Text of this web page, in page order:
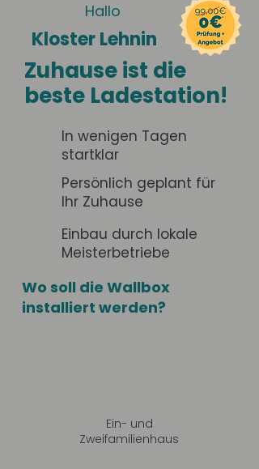
Hallo
Kloster Lehnin
Zuhause ist die
beste Ladestation!
In wenigen Tagen
startklar
Persönlich geplant für
Ihr Zuhause
Einbau durch lokale
Meisterbetriebe
Wo soll die Wallbox
installiert werden?
Ein- und
Zweifamilienhaus